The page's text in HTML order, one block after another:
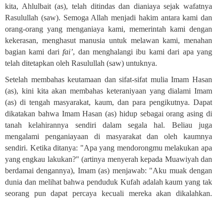
kita, Ahlulbait (as), telah ditindas dan dianiaya sejak wafatnya
Rasulullah (saw). Semoga Allah menjadi hakim antara kami dan
orang-orang yang menganiaya kami, memerintah kami dengan
kekerasan, menghasut manusia untuk melawan kami, menahan
bagian kami darifai’, dan menghalangi ibu kami dari apa yang
telah ditetapkan oleh Rasulullah (saw) untuknya.
Setelah membahas keutamaan dan sifat-sifat mulia Imam Hasan
(as), kini kita akan membahas keteraniyaan yang dialami Imam
(as) di tengah masyarakat, kaum, dan para pengikutnya. Dapat
dikatakan bahwa Imam Hasan (as) hidup sebagai orang asing di
tanah kelahirannya sendiri dalam segala hal. Beliau juga
mengalami penganiayaan di masyarakat dan oleh kaumnya
sendiri. Ketika ditanya: "Apa yang mendorongmu melakukan apa
yang engkau lakukan?" (artinya menyerah kepada Muawiyah dan
berdamai dengannya), Imam (as) menjawab: "Aku muak dengan
dunia dan melihat bahwa penduduk Kufah adalah kaum yang tak
seorang pun dapat percaya kecuali mereka akan dikalahkan.